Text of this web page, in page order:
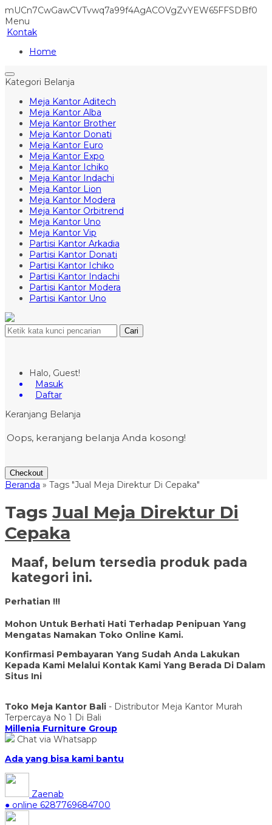
mUCn7CwGawCVTvwq7a99f4AgACOVgZvYEW65FFSDBf0
Menu
Kontak
Home
Kategori Belanja
Meja Kantor Aditech
Meja Kantor Alba
Meja Kantor Brother
Meja Kantor Donati
Meja Kantor Euro
Meja Kantor Expo
Meja Kantor Ichiko
Meja Kantor Indachi
Meja Kantor Lion
Meja Kantor Modera
Meja Kantor Orbitrend
Meja Kantor Uno
Meja Kantor Vip
Partisi Kantor Arkadia
Partisi Kantor Donati
Partisi Kantor Ichiko
Partisi Kantor Indachi
Partisi Kantor Modera
Partisi Kantor Uno
Cari
Halo, Guest!
Masuk
Daftar
Keranjang Belanja
Oops, keranjang belanja Anda kosong!
Checkout
Beranda » Tags "Jual Meja Direktur Di Cepaka"
Tags Jual Meja Direktur Di
Cepaka
Maaf, belum tersedia produk pada
kategori ini.
Perhatian !!!
Mohon Untuk Berhati Hati Terhadap Penipuan Yang
Mengatas Namakan Toko Online Kami.
Konfirmasi Pembayaran Yang Sudah Anda Lakukan
Kepada Kami Melalui Kontak Kami Yang Berada Di Dalam
Situs Ini
Toko Meja Kantor Bali - Distributor Meja Kantor Murah
Terpercaya No 1 Di Bali
Millenia Furniture Group
Chat via Whatsapp
Ada yang bisa kami bantu
Zaenab
● online 6287769684700